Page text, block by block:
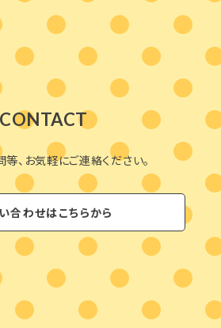
CONTACT
、お気軽にご連絡ください。
合わせはこちらから